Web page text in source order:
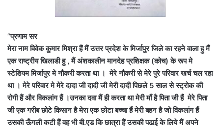
“प्रणाम सर
मेरा नाम विवेक कुमार मिश्रा हैं मैं उत्तर प्रदेश के मिर्जापुर जिले का रहने वाला हु मैं
एक राष्ट्रीय खिलाडी हु , मैं अंशकालीन मानदेह प्रशिक्षक (कोच) के रूप मे
स्टेडियम मिर्जापुर मे नौकरी करता था । मेरे नौकरी से मेरे पुरे परिवार खर्च चल रहा
था । मेरे परिवार मे मेरे दादा जी दादी जी मेरी दादी पिछले 5 साल से स्ट्रोक की
रोगी हैं और विकलांग हैं ।उनका दवा मैं ही करता था मेरी माँ है पिता जी हैं मेरे पिता
जी एक गरीब छोटे किसान है मेरा एक छोटा बच्चा हैं मेरी बहन है जो विकलांग हैं
उसकी ऊँगली कटी हैं वह भी बी.एड कि छात्रा हैं उसकी पढाई के लिये मैं अपने